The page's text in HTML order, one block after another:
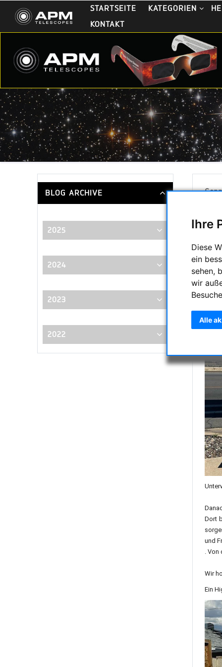
Ihre
Diese
ein
sehen,
wir
Alle
STARTSEITE KATEGORIEN
KONTAKT
BLOG ARCHIVE
2025
2024
2023
2022
Dort
und
. Von
Wir
Ein